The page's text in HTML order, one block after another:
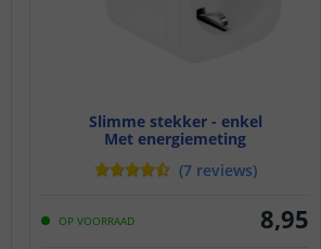
Slimme stekker - enkel
Met energiemeting
(7 reviews)
OP VOORRAAD 8,95